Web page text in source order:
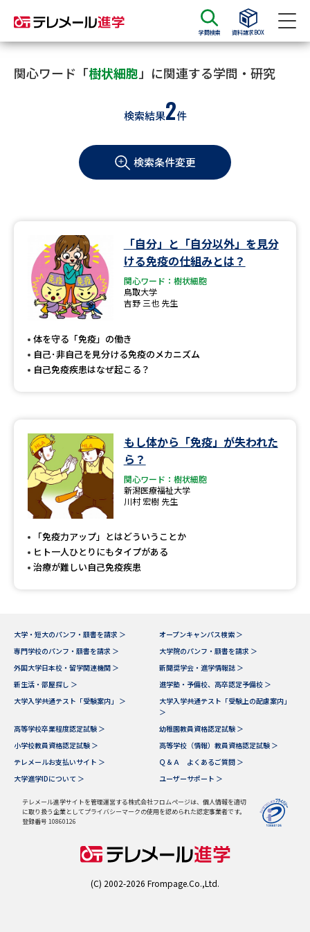
学問検索 資料請求BOX
資料請求 資料検索
大学・短大の資料種類から請求
学部・学科パンフ
大学・短大以外の資料から請求
専門学校の資料請求 大学院の資料請求
留学・進学関連、塾・予備校
内」の請求
高等学校（情報）教員資格認定
大学研究
大学で学べる内容や特徴を調べる
データサイエンス特集 奨学金・特待生制度特集
デジタルパンフレット 進路の３択
（高3生用）
（高2生用）
SELFBRAND特集ページ
オープンキャンパスなどを調べる
関心ワード「樹状細胞 」に関連する学問・研究
検索結果2件
検索条件変更
「自分」と「自分以外」を見分
ける免疫の仕組みとは？
関心ワード：樹状細胞
鳥取大学
吉野 三也 先生
体を守る「免疫」の働き
自己･非自己を見分ける免疫のメカニズム
自己免疫疾患はなぜ起こる？
もし体から「免疫」が失われた
ら？
関心ワード：樹状細胞
新潟医療福祉大学
川村 宏樹 先生
「免疫力アップ」とはどういうことか
ヒト一人ひとりにもタイプがある
治療が難しい自己免疫疾患
大学・短大のパンフ・願書を請求 ＞
オープンキャンパス検索 ＞
専門学校のパンフ・願書を請求 ＞
大学院のパンフ・願書を請求 ＞
外国大学日本校・留学関連機関 ＞
新聞奨学会・進学情報誌 ＞
新生活・部屋探し ＞
進学塾・予備校、高卒認定予備校 ＞
大学入学共通テスト「受験案内」 ＞
大学入学共通テスト「受験上の配慮案内」
＞
高等学校卒業程度認定試験 ＞
幼稚園教員資格認定試験 ＞
小学校教員資格認定試験 ＞
高等学校（情報）教員資格認定試験 ＞
テレメールお支払いサイト ＞
Ｑ＆Ａ よくあるご質問 ＞
大学進学IDについて ＞
ユーザーサポート ＞
テレメール進学サイトを管理運営する株式会社フロムページは、個人情報を適切
に取り扱う企業としてプライバシーマークの使用を認められた認定事業者です。
登録番号 10860126
(C) 2002-2026 Frompage.Co.,Ltd.